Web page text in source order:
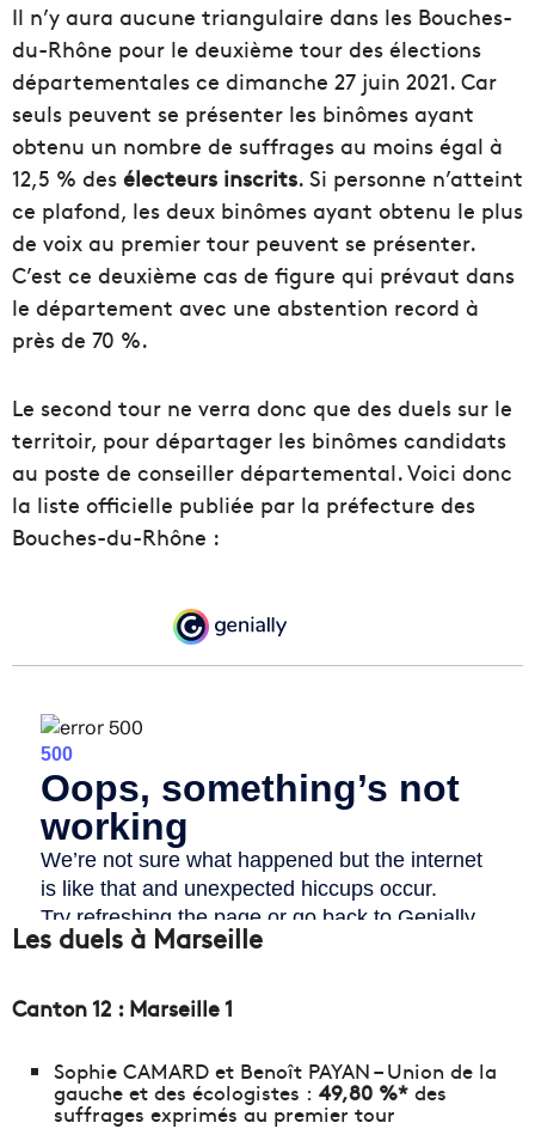
Il n’y aura aucune triangulaire dans les Bouches-
du-Rhône pour le deuxième tour des élections
départementales ce dimanche 27 juin 2021. Car
seuls peuvent se présenter les binômes ayant
obtenu un nombre de suffrages au moins égal à
12,5 % des électeurs inscrits. Si personne n’atteint
ce plafond, les deux binômes ayant obtenu le plus
de voix au premier tour peuvent se présenter.
C’est ce deuxième cas de figure qui prévaut dans
le département avec une abstention record à
près de 70 %.
Le second tour ne verra donc que des duels sur le
territoir, pour départager les binômes candidats
au poste de conseiller départemental. Voici donc
la liste officielle publiée par la préfecture des
Bouches-du-Rhône :
Les duels à Marseille
Canton 12 : Marseille 1
Sophie CAMARD et Benoît PAYAN – Union de la
gauche et des écologistes : 49,80 %* des
suffrages exprimés au premier tour